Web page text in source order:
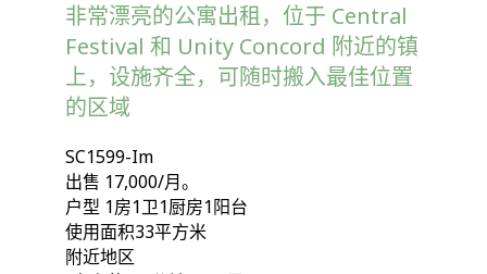
非常漂亮的公寓出租，位于 Central
Festival 和 Unity Concord 附近的镇
上，设施齐全，可随时搬入最佳位置
的区域
SC1599-Im
出售 17,000/月。
户型 1房1卫1厨房1阳台
使用面积33平方米
附近地区